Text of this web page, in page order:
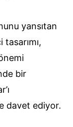
yansıtan
bir
davet ediyor.